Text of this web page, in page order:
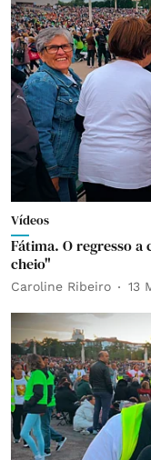
Vídeos
Fátima. O regresso
cheio"
Caroline Ribeiro 13